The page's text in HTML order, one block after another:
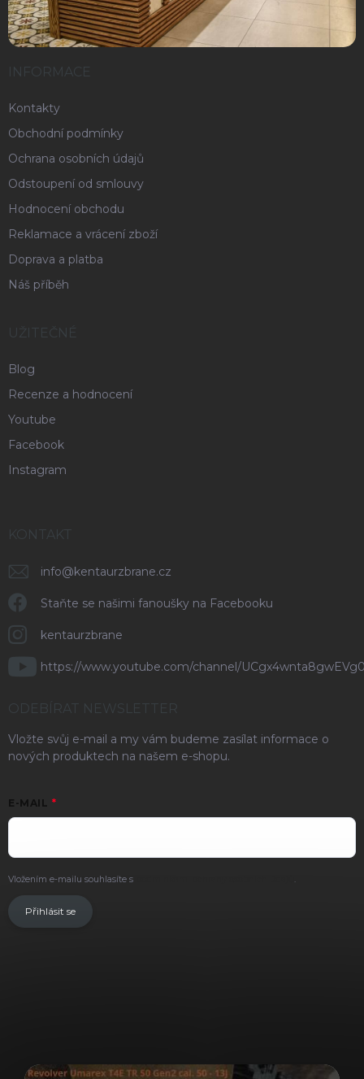
INFORMACE
Kontakty
Obchodní podmínky
Ochrana osobních údajů
Odstoupení od smlouvy
Hodnocení obchodu
Reklamace a vrácení zboží
Doprava a platba
Náš příběh
UŽITEČNÉ
Blog
Recenze a hodnocení
Youtube
Facebook
Instagram
KONTAKT
info@kentaurzbrane.cz
Staňte se našimi fanoušky na Facebooku
kentaurzbrane
https://www.youtube.com/channel/
ODEBÍRAT NEWSLETTER
Vložte svůj e-mail a my vám budeme zasílat informace o
nových produktech na našem e-shopu.
E-MAIL
Vložením e-mailu souhlasíte s .
Přihlásit se